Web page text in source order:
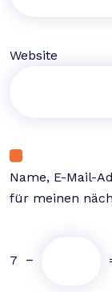
Website
Name, E-Mail-
für meinen
7 −